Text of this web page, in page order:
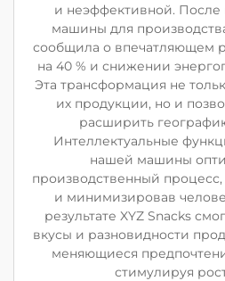
и неэффективной.
машины для
сообщила о впечатляющем
на 40 % и снижении
Эта трансформация не
их продукции, но и
расширить
Интеллектуальные
нашей машины
производственный процесс,
и минимизировав
результате XYZ Snacks
вкусы и разновидности
меняющиеся
стимулируя